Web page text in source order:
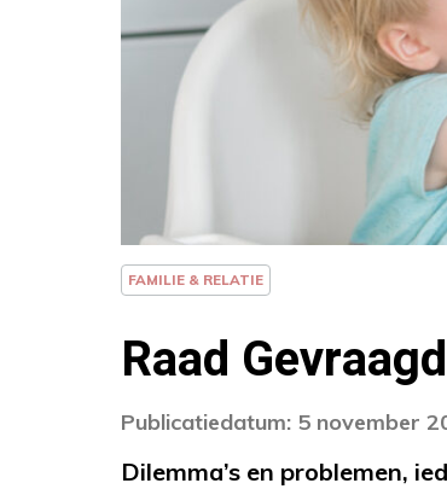
FAMILIE & RELATIE
Raad
Publicatiedatum: 5 november
Dilemma’s en problemen,